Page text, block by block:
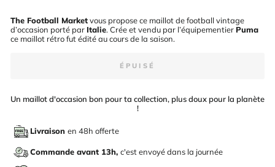
The Football Marketvous propose ce maillot de football vintage
d’occasion porté par Italie. Crée et vendu par l’équipementier Puma
ce maillot rétro fut édité au cours de la saison.
ÉPUISÉ
Un maillot d'occasion bon pour ta collection, plus doux pour la planète
!
Livraison en 48h offerte
Commande avant 13h, c'est envoyé dans la journée